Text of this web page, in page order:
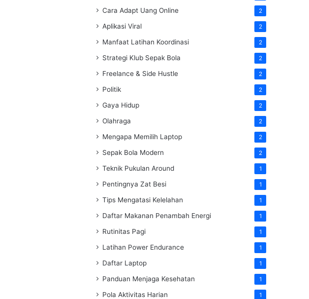
Cara Adapt Uang Online 2
Aplikasi Viral 2
Manfaat Latihan Koordinasi 2
Strategi Klub Sepak Bola 2
Freelance & Side Hustle 2
Politik 2
Gaya Hidup 2
Olahraga 2
Mengapa Memilih Laptop 2
Sepak Bola Modern 2
Teknik Pukulan Around 1
Pentingnya Zat Besi 1
Tips Mengatasi Kelelahan 1
Daftar Makanan Penambah Energi 1
Rutinitas Pagi 1
Latihan Power Endurance 1
Daftar Laptop 1
Panduan Menjaga Kesehatan 1
Pola Aktivitas Harian 1